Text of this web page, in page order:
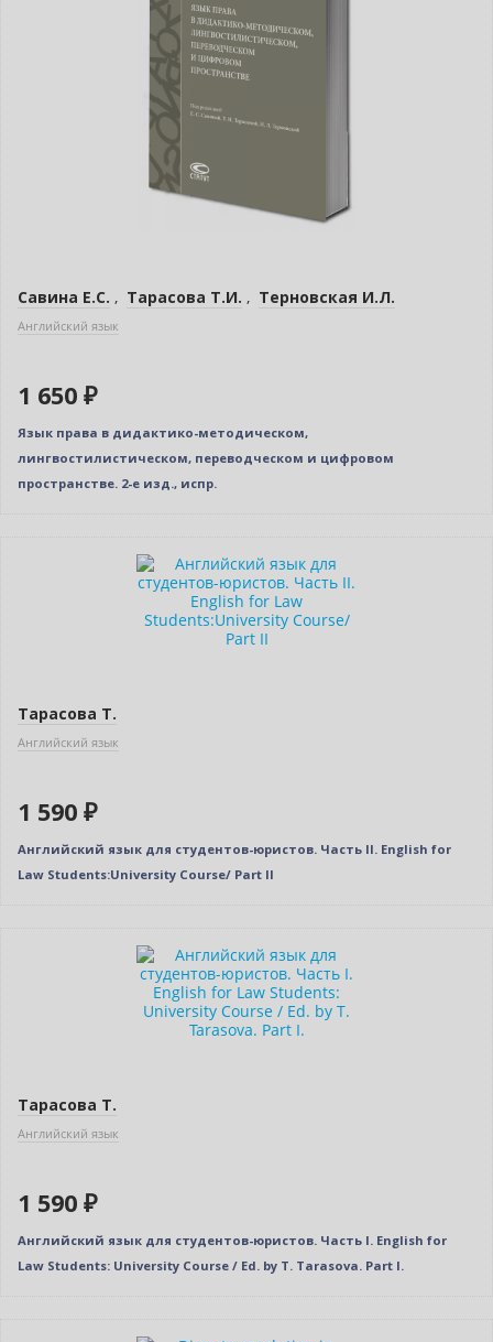
Савина Е.С. , Тарасова Т.И. , Терновская И.Л.
Английский язык
1 650 ₽
Язык права в дидактико-методическом,
лингвостилистическом, переводческом и цифровом
пространстве. 2-е изд., испр.
Тарасова Т.
Английский язык
1 590 ₽
Английский язык для студентов-юристов. Часть II. English for
Law Students:University Course/ Part II
Тарасова Т.
Английский язык
1 590 ₽
Английский язык для студентов-юристов. Часть I. English for
Law Students: University Course / Ed. by T. Tarasova. Part I.